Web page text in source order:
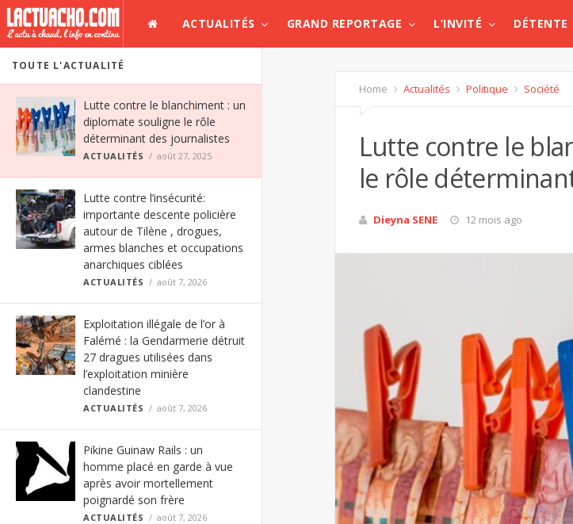
ACTUALITÉS GRAND REPORTAGE L’INVITÉ DÉTENTE
TOUTE L'ACTUALITÉ
Lutte contre le blanchiment : un
diplomate souligne le rôle
déterminant des journalistes
ACTUALITÉS août 27, 2025
Lutte contre l’insécurité:
importante descente policière
autour de Tilène , drogues,
armes blanches et occupations
anarchiques ciblées
ACTUALITÉS août 7, 2026
Exploitation illégale de l’or à
Falémé : la Gendarmerie détruit
27 dragues utilisées dans
l’exploitation minière
clandestine
ACTUALITÉS août 7, 2026
Pikine Guinaw Rails : un
homme placé en garde à vue
après avoir mortellement
poignardé son frère
ACTUALITÉS août 7, 2026
Home Actualités Politique Société
Lutte contre le
le rôle
Dieyna SENE 12 mois ago